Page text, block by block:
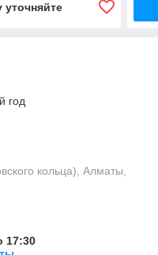
уточняйте
год
кольца), Алматы,
17:30